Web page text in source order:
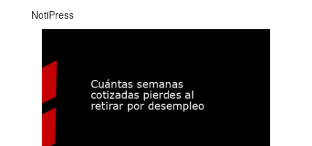
NotiPress